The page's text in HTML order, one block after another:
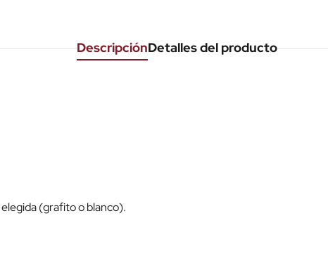
DescripciónDetalles del producto
(grafito o blanco).